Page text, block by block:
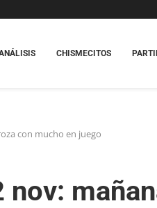
CHISMECITOS
con mucho en juego